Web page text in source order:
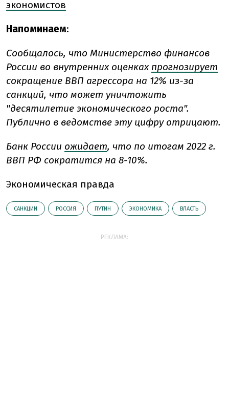
экономистов
Напоминаем:
Сообщалось, что Министерство финансов
России во внутренних оценках прогнозирует
сокращение ВВП агрессора на 12% из-за
санкций, что может уничтожить
"десятилетие экономического роста".
Публично в ведомстве эту цифру отрицают.
Банк России ожидает, что по итогам 2022 г.
ВВП РФ сократится на 8-10%.
Экономическая правда
САНКЦИИ РОССИЯ ПУТИН ЭКОНОМИКА ВЛАСТЬ
РЕКЛАМА: